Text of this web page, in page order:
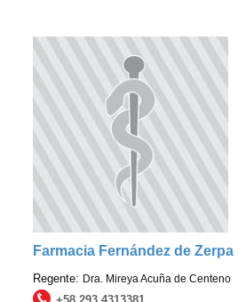
Farmacia Fernández de Zerpa
Regente: Dra. Mireya Acuña de Centeno